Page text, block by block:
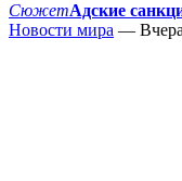
СюжетАдские
Новости мира —